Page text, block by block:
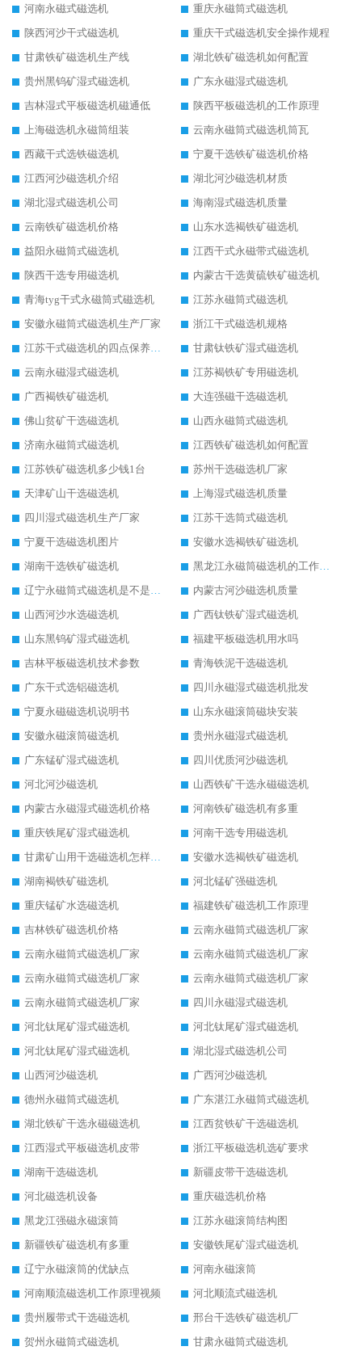
河南永磁式磁选机
重庆永磁筒式磁选机
陕西河沙干式磁选机
重庆干式磁选机安全操作规程
甘肃铁矿磁选机生产线
湖北铁矿磁选机如何配置
贵州黑钨矿湿式磁选机
广东永磁湿式磁选机
吉林湿式平板磁选机磁通低
陕西平板磁选机的工作原理
上海磁选机永磁筒组装
云南永磁筒式磁选机筒瓦
西藏干式选铁磁选机
宁夏干选铁矿磁选机价格
江西河沙磁选机介绍
湖北河沙磁选机材质
湖北湿式磁选机公司
海南湿式磁选机质量
云南铁矿磁选机价格
山东水选褐铁矿磁选机
益阳永磁筒式磁选机
江西干式永磁带式磁选机
陕西干选专用磁选机
内蒙古干选黄硫铁矿磁选机
青海tyg干式永磁筒式磁选机
江苏永磁筒式磁选机
安徽永磁筒式磁选机生产厂家
浙江干式磁选机规格
江苏干式磁选机的四点保养秘籍
甘肃钛铁矿湿式磁选机
云南永磁湿式磁选机
江苏褐铁矿专用磁选机
广西褐铁矿磁选机
大连强磁干选磁选机
佛山贫矿干选磁选机
山西永磁筒式磁选机
济南永磁筒式磁选机
江西铁矿磁选机如何配置
江苏铁矿磁选机多少钱1台
苏州干选磁选机厂家
天津矿山干选磁选机
上海湿式磁选机质量
四川湿式磁选机生产厂家
江苏干选筒式磁选机
宁夏干选磁选机图片
安徽水选褐铁矿磁选机
湖南干选铁矿磁选机
黑龙江永磁筒磁选机的工作原理
辽宁永磁筒式磁选机是不是强磁
内蒙古河沙磁选机质量
山西河沙水选磁选机
广西钛铁矿湿式磁选机
山东黑钨矿湿式磁选机
福建平板磁选机用水吗
吉林平板磁选机技术参数
青海铁泥干选磁选机
广东干式选铝磁选机
四川永磁湿式磁选机批发
宁夏永磁磁选机说明书
山东永磁滚筒磁块安装
安徽永磁滚筒磁选机
贵州永磁湿式磁选机
广东锰矿湿式磁选机
四川优质河沙磁选机
河北河沙磁选机
山西铁矿干选永磁磁选机
内蒙古永磁湿式磁选机价格
河南铁矿磁选机有多重
重庆铁尾矿湿式磁选机
河南干选专用磁选机
甘肃矿山用干选磁选机怎样调磁
安徽水选褐铁矿磁选机
湖南褐铁矿磁选机
河北锰矿强磁选机
重庆锰矿水选磁选机
福建铁矿磁选机工作原理
吉林铁矿磁选机价格
云南永磁筒式磁选机厂家
云南永磁筒式磁选机厂家
云南永磁筒式磁选机厂家
云南永磁筒式磁选机厂家
云南永磁筒式磁选机厂家
云南永磁筒式磁选机厂家
四川永磁湿式磁选机
河北钛尾矿湿式磁选机
河北钛尾矿湿式磁选机
河北钛尾矿湿式磁选机
湖北湿式磁选机公司
山西河沙磁选机
广西河沙磁选机
德州永磁筒式磁选机
广东湛江永磁筒式磁选机
湖北铁矿干选永磁磁选机
江西贫铁矿干选磁选机
江西湿式平板磁选机皮带
浙江平板磁选机选矿要求
湖南干选磁选机
新疆皮带干选磁选机
河北磁选机设备
重庆磁选机价格
黑龙江强磁永磁滚筒
江苏永磁滚筒结构图
新疆铁矿磁选机有多重
安徽铁尾矿湿式磁选机
辽宁永磁滚筒的优缺点
河南永磁滚筒
河南顺流磁选机工作原理视频
河北顺流式磁选机
贵州履带式干选磁选机
邢台干选铁矿磁选机厂
贺州永磁筒式磁选机
甘肃永磁筒式磁选机